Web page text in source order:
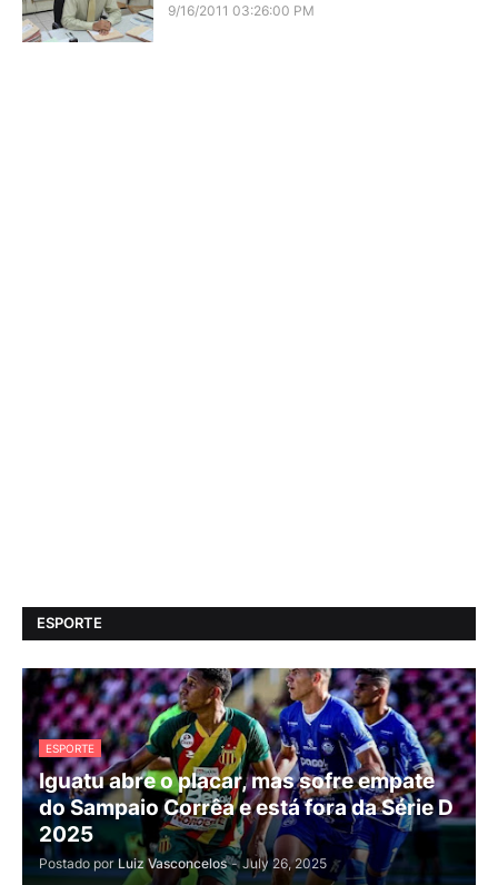
9/16/2011 03:26:00 PM
ESPORTE
ESPORTE
Iguatu abre o placar, mas sofre empate
do Sampaio Corrêa e está fora da Série D
2025
Postado por Luiz Vasconcelos - July 26, 2025